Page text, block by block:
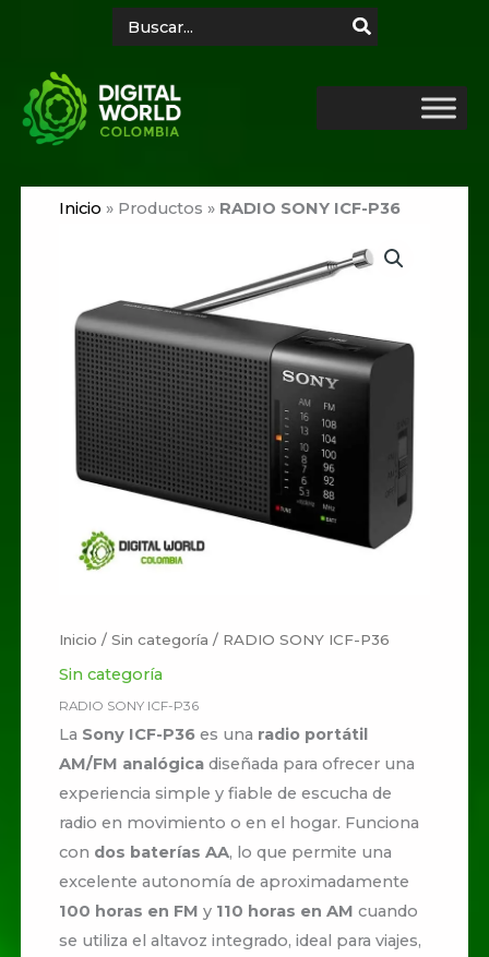
contenido
for:
Inicio » Productos » RADIO SONY ICF-P36
Inicio /Sin categoría / RADIO SONY ICF-P36
Sin categoría
RADIO SONY ICF-P36
La Sony ICF-P36 es una radio portátil
AM/FM analógica diseñada para ofrecer una
experiencia simple y fiable de escucha de
radio en movimiento o en el hogar. Funciona
con dos baterías AA, lo que permite una
excelente autonomía de aproximadamente
100 horas en FM y 110 horas en AM cuando
se utiliza el altavoz integrado, ideal para viajes,